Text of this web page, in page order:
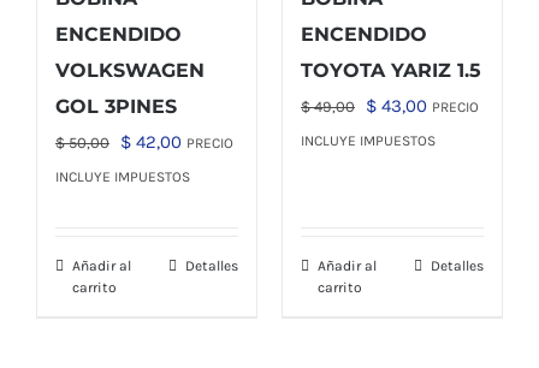
ENCENDIDO
VOLKSWAGEN
GOL 3PINES
$50,00
El
precio
$ 50,00.
$ 42,00El
precio
$ 42,00.
PRECIO
INCLUYE IMPUESTOS
Añadir al
carrito
Detalles
ENCENDIDO
TOYOTA YARIZ 1.5
$49,00
El
precio
$ 43,00El
precio
PRECIO
INCLUYE IMPUESTOS
Añadir al
carrito
Detalles